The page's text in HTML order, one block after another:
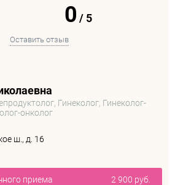
0 /5
Оставить отзыв
Гинеколог, Гинеколог-
онколог
ш., д. 16
приема 2 900 руб.